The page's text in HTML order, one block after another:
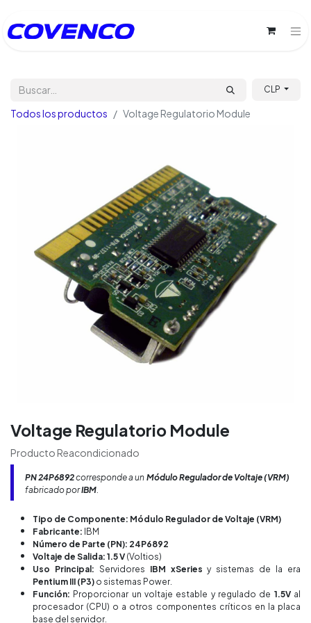
CLP
Todos los productos Voltage Regulatorio Module
Voltage Regulatorio Module
Producto Reacondicionado
PN 24P6892corresponde a un Módulo Regulador de Voltaje (VRM)
fabricado porIBM.
Tipo de Componente: Módulo Regulador de Voltaje (VRM)
Fabricante: IBM
Número de Parte (PN): 24P6892
Voltaje de Salida: 1.5 V (Voltios)
Uso Principal: Servidores IBM xSeries y sistemas de la era
Pentium III (P3) o sistemas Power.
Función: Proporcionar un voltaje estable y regulado de 1.5Val
procesador (CPU) o a otros componentes críticos en la placa
base del servidor.